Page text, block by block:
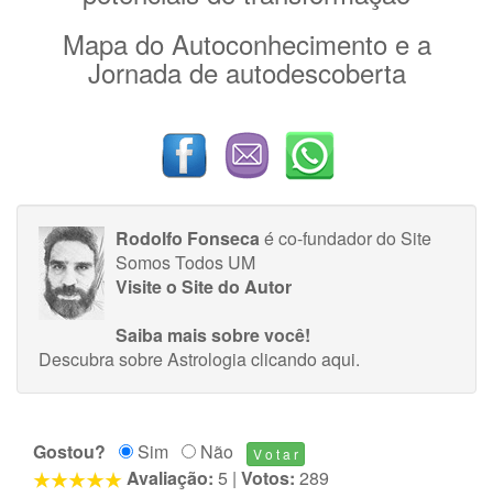
Mapa do Autoconhecimento e a
Jornada de autodescoberta
Rodolfo Fonsecaé co-fundador do Site
Somos Todos UM
Visite o Site do Autor
Saiba mais sobre você!
Descubra sobre Astrologiaclicando aqui.
Gostou? Sim
Não
Avaliação: 5 | Votos: 289